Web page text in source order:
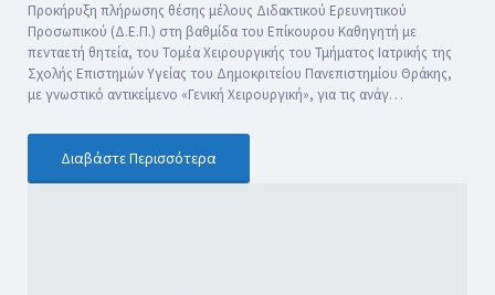
Προκήρυξη πλήρωσης θέσης μέλους Διδακτικού Ερευνητικού
Προσωπικού (Δ.Ε.Π.) στη βαθμίδα του Επίκουρου Καθηγητή με
πενταετή θητεία, του Τομέα Χειρουργικής του Τμήματος Ιατρικής της
Σχολής Επιστημών Υγείας του Δημοκριτείου Πανεπιστημίου Θράκης,
με γνωστικό αντικείμενο «Γενική Χειρουργική», για τις ανάγ…
Διαβάστε Περισσότερα